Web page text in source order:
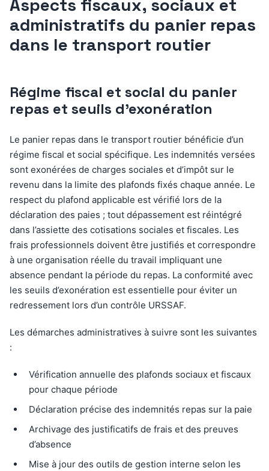
Aspects fiscaux, sociaux et
administratifs du panier repas
dans le transport routier
Régime fiscal et social du panier
repas et seuils d’exonération
Le panier repas dans le transport routier bénéficie d’un
régime fiscal et social spécifique. Les indemnités versées
sont exonérées de charges sociales et d’impôt sur le
revenu dans la limite des plafonds fixés chaque année. Le
respect du plafond applicable est vérifié lors de la
déclaration des paies ; tout dépassement est réintégré
dans l’assiette des cotisations sociales et fiscales. Les
frais professionnels doivent être justifiés et correspondre
à une organisation réelle du travail impliquant une
absence pendant la période du repas. La conformité avec
les seuils d’exonération est essentielle pour éviter un
redressement lors d’un contrôle URSSAF.
Les démarches administratives à suivre sont les suivantes
:
Vérification annuelle des plafonds sociaux et fiscaux
pour chaque période
Déclaration précise des indemnités repas sur la paie
Archivage des justificatifs de frais et des preuves
d’absence
Mise à jour des outils de gestion interne selon les